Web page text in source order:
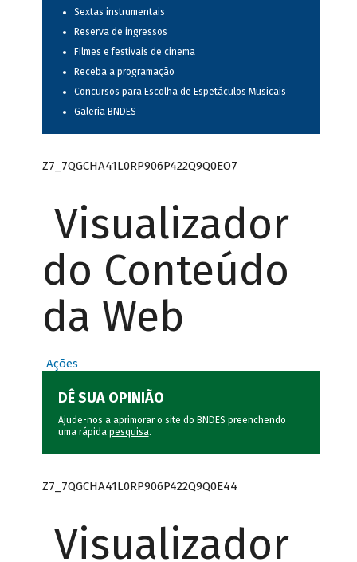
Sextas instrumentais
Reserva de ingressos
Filmes e festivais de cinema
Receba a programação
Concursos para Escolha de Espetáculos Musicais
Galeria BNDES
Z7_7QGCHA41L0RP906P422Q9Q0EO7
Visualizador
do Conteúdo
da Web
Ações
DÊ SUA OPINIÃO
Ajude-nos a aprimorar o site do BNDES preenchendo
uma rápida pesquisa.
Z7_7QGCHA41L0RP906P422Q9Q0E44
Visualizador